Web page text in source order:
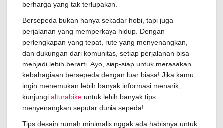
berharga yang tak terlupakan.
Bersepeda bukan hanya sekadar hobi, tapi juga
perjalanan yang memperkaya hidup. Dengan
perlengkapan yang tepat, rute yang menyenangkan,
dan dukungan dari komunitas, setiap perjalanan bisa
menjadi lebih berarti. Ayo, siap-siap untuk merasakan
kebahagiaan bersepeda dengan luar biasa! Jika kamu
ingin menemukan lebih banyak informasi menarik,
kunjungi alturabike untuk lebih banyak tips
menyenangkan seputar dunia sepeda!
Tips desain rumah minimalis nggak ada habisnya untuk